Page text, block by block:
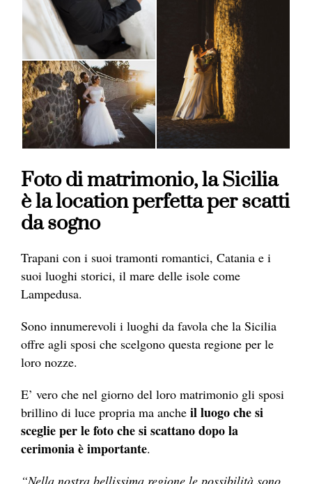
Foto di matrimonio, la Sicilia
è lalocation perfetta per scatti
da sogno
Trapani con i suoi tramonti romantici, Catania e i
suoi luoghi storici, il mare delle isole come
Lampedusa.
Sono innumerevoli i luoghi da favola che la Sicilia
offre agli sposi che scelgono questa regione per le
loro nozze.
E’ vero che nel giorno del loro matrimonio gli sposi
brillino di luce propria ma anche il luogo che si
sceglie per le foto che si scattano dopo la
cerimonia è importante.
“Nella nostra bellissima regione le possibilità sono